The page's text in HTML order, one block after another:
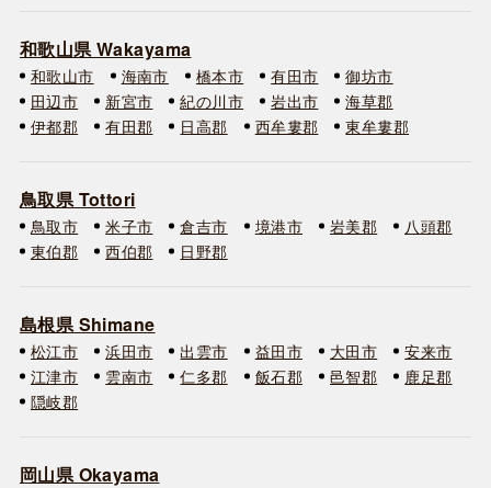
和歌山県 Wakayama
和歌山市 海南市 橋本市 有田市
御坊市
田辺市
新宮市 紀の川市 岩出市
海草郡
伊都郡
有田郡 日高郡 西牟婁郡 東牟婁郡
鳥取県 Tottori
鳥取市 米子市 倉吉市 境港市 岩美郡
八頭郡
東伯郡
西伯郡 日野郡
島根県 Shimane
松江市 浜田市 出雲市 益田市 大田市
安来市
江津市
雲南市 仁多郡 飯石郡 邑智郡
鹿足郡
隠岐郡
岡山県 Okayama